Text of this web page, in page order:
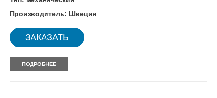
Производитель: Швеция
ЗАКАЗАТЬ
ПОДРОБНЕЕ